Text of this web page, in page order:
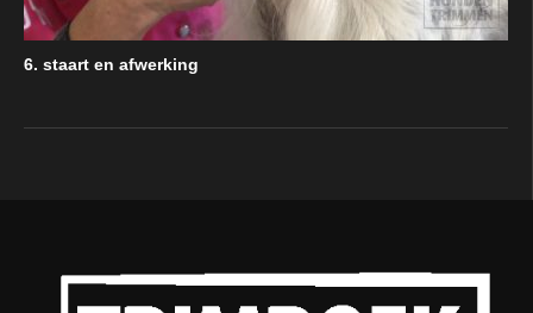
6. staart en afwerking